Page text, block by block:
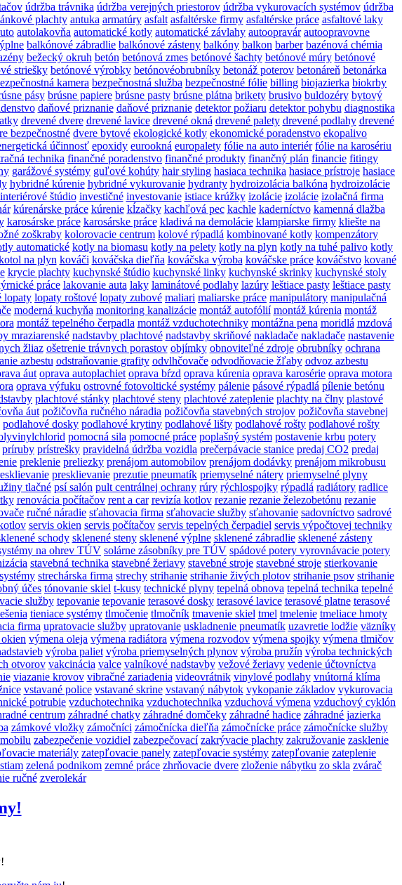
údržba trávnika údržba verejných priestorov údržba vykurovacích systémov údržba
plachty antuka armatúry asfalt asfaltérske firmy asfaltérske práce asfaltové laky
autolakovňa automatické kotly automatické závlahy autoopravár autoopravovne
balkónové zábradlie balkónové zásteny balkóny balkon barber bazénová chémia
bežecký okruh betón betónová zmes betónové šachty betónové múry betónové
striešky betónové výrobky betónovéobrubníky betonáž poterov betonáreň betonárka
kamera bezpečnostná služba bezpečnostné fólie billing biojazierka biokrby
pásy brúsne papiere brúsne pasty brúsne plátna brikety brusivo buldozéry bytový
daňové priznanie daňové priznanie detektor požiaru detektor pohybu diagnostika
drevené dvere drevené lavice drevené okná drevené palety drevené podlahy drevené
bezpečnostné dvere bytové ekologické kotly ekonomické poradenstvo ekopalivo
účinnosť epoxidy eurookná europalety fólie na auto interiér fólie na karosériu
technika finančné poradenstvo finančné produkty finančný plán financie fitingy
garážové systémy guľové kohúty hair styling hasiaca technika hasiace prístroje hasiace
hybridné kúrenie hybridné vykurovanie hydranty hydroizolácia balkóna hydroizolácie
interiérové štúdio investičné investovanie istiace krúžky izolácie izolácie izolačná firma
kúrenárske práce kúrenie kĺzačky kachľová pec kachle kaderníctvo kamenná dlažba
karosárske práce karosárske práce kladivá na demolácie klampiarske firmy kliešte na
zoškraby kolorovacie centrum kolové rýpadlá kombinované kotly kompenzátory
automatické kotly na biomasu kotly na pelety kotly na plyn kotly na tuhé palivo kotly
na plyn kováči kováčska dieľňa kováčska výroba kováčske práce kováčstvo kované
krycie plachty kuchynské štúdio kuchynské linky kuchynské skrinky kuchynské stoly
práce lakovanie auta laky laminátové podlahy lazúry leštiace pasty leštiace pasty
lopaty lopaty roštové lopaty zubové maliari maliarske práce manipulátory manipulačná
moderná kuchyňa monitoring kanalizácie montáž autofólií montáž kúrenia montáž
montáž tepelného čerpadla montáž vzduchotechniky montážna pena moridlá mzdová
mraziarenské nadstavby plachtové nadstavby skriňové nakladače nakladače nastavenie
žliaz ošetrenie trávnych porastov objímky obnoviteľné zdroje obrubníky ochrana
azbestu odstraňovanie grafity odvlhčovače odvodňovacie žľaby odvoz azbestu
áut oprava autoplachiet oprava bŕzd oprava kúrenia oprava karosérie oprava motora
oprava výfuku ostrovné fotovoltické systémy pálenie pásové rýpadlá pílenie betónu
plachtové stánky plachtové steny plachtové zateplenie plachty na člny plastové
áut požičovňa ručného náradia požičovňa stavebných strojov požičovňa stavebnej
podlahové dosky podlahové krytiny podlahové lišty podlahové rošty podlahové rošty
pomocná sila pomocné práce poplašný systém postavenie krbu potery
príruby prístrešky pravidelná údržba vozidla prečerpávacie stanice predaj CO2 predaj
preklenie preliezky prenájom automobilov prenájom dodávky prenájom mikrobusu
presklievanie prezutie pneumatík priemyselné nátery priemyselné plyny
tlačné psí salón pult centrálnej ochrany rúry rýchlospojky rýpadlá radiátory radlice
renovácia počítačov rent a car revizía kotlov rezanie rezanie železobetónu rezanie
ručné náradie sťahovacia firma sťahovacie služby sťahovanie sadovníctvo sadrové
servis okien servis počítačov servis tepelných čerpadiel servis výpočtovej techniky
schody sklenené steny sklenené výplne sklenené zábradlie sklenené zásteny
na ohrev TÚV solárne zásobníky pre TÚV spádové potery vyrovnávacie potery
stavebná technika stavebné žeriavy stavebné stroje stavebné stroje stierkovanie
strechárska firma strechy strihanie strihanie živých plotov strihanie psov strihanie
účes tónovanie skiel t-kusy technické plyny tepelná obnova tepelná technika tepelné
služby tepovanie tepovanie terasové dosky terasové lavice terasové platne terasové
tieniace systémy tlmočenie tlmočník tmavenie skiel tmel tmelenie tmeliace hmoty
firma upratovacie služby upratovanie uskladnenie pneumatík uzavretie lodžie väzníky
výmena oleja výmena radiátora výmena rozvodov výmena spojky výmena tlmičov
výroba paliet výroba priemyselných plynov výroba pružín výroba technických
otvorov vakcinácia valce valníkové nadstavby vežové žeriavy vedenie účtovníctva
viazanie krovov vibračné zariadenia videovrátnik vinylové podlahy vnútorná klíma
vstavané police vstavané skrine vstavaný nábytok vykopanie základov vykurovacia
potrubie vzduchotechnika vzduchotechnika vzduchová výmena vzduchový cyklón
centrum záhradné chatky záhradné domčeky záhradné hadice záhradné jazierka
zámkové vložky zámočníci zámočnícka dieľňa zámočnícke práce zámočnícke služby
zabezpečenie vozidiel zabezpečovací zakrývacie plachty zakružovanie zasklenie
materiály zatepľovacie panely zatepľovacie systémy zatepľovanie zateplenie
zelená podnikom zemné práce zhrňovacie dvere zloženie nábytku zo skla zvárač
ručné zverolekár